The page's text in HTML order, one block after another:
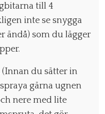
till 4
inte se snygga
ändå) som du lägger
(Innan du sätter in
gärna ugnen
nere med lite